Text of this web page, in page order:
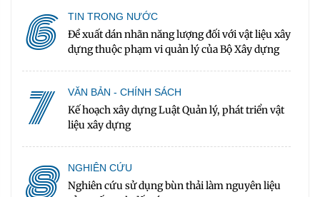
6 TIN TRONG NƯỚC
Đề xuất dán nhãn năng lượng đối với vật liệu xây
dựng thuộc phạm vi quản lý của Bộ Xây dựng
7 VĂN BẢN - CHÍNH SÁCH
Kế hoạch xây dựng Luật Quản lý, phát triển vật
liệu xây dựng
NGHIÊN CỨU
Nghiên cứu sử dụng bùn thải làm nguyên liệu